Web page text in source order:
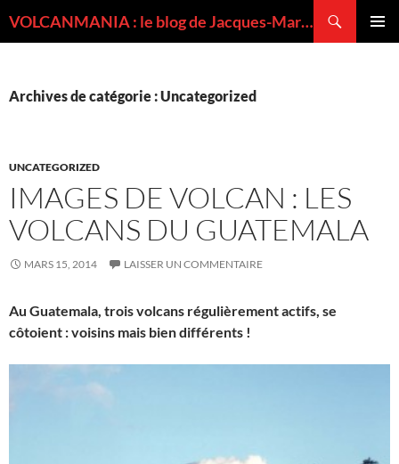
VOLCANMANIA : le blog de Jacques-Marie BARDINTZEFF, volcanologue
Archives de catégorie : Uncategorized
UNCATEGORIZED
IMAGES DE VOLCAN : LES
VOLCANS DU GUATEMALA
MARS 15, 2014 LAISSER UN COMMENTAIRE
Au Guatemala, trois volcans régulièrement actifs, se
côtoient : voisins mais bien différents !